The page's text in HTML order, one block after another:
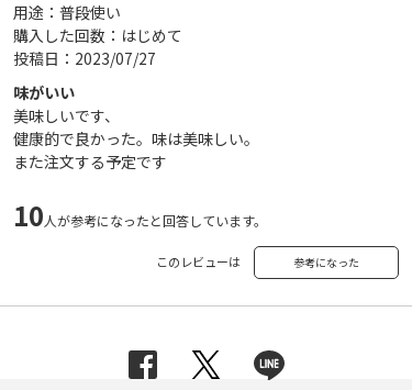
用途：普段使い
購入した回数：はじめて
投稿日：2023/07/27
味がいい
美味しいです、
健康的で良かった。味は美味しい。
また注文する予定です
10人が参考になったと回答しています。
このレビューは 参考になった